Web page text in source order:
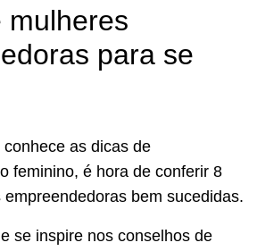
mulheres
para se
as dicas de
feminino, é hora de conferir 8
bem sucedidas.
se inspire nos conselhos de